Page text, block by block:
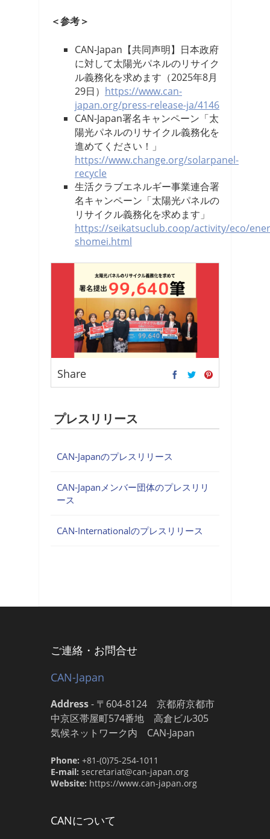
＜参考＞
CAN-Japan【共同声明】日本政府
に対して太陽光パネルのリサイク
ル義務化を求めます（2025年8月
29日） https://www.can-
japan.org/press-release-ja/4146
CAN-Japan署名キャンペーン「太
陽光パネルのリサイクル義務化を
進めてください！」
https://www.change.org/solarpanel-
recycle
生活クラブエネルギー事業連合署
名キャンペーン「太陽光パネルの
リサイクル義務化を求めます」
https://seikatsuclub.coop/activity/eco/
shomei.html
Share
プレスリリース
CAN-Japanのプレスリリース
CAN-Japanメンバー団体のプレスリリ
ース
CAN-Internationalのプレスリリース
ご連絡・お問合せ
CAN-Japan
Address- 〒604-8124 京都府京都市
中京区帯屋町574番地 高倉ビル305
気候ネットワーク内 CAN-Japan
Phone: +81-(0)75-254-1011
E-mail: secretariat@can-japan.org
Website: https://www.can-japan.org
CANについて